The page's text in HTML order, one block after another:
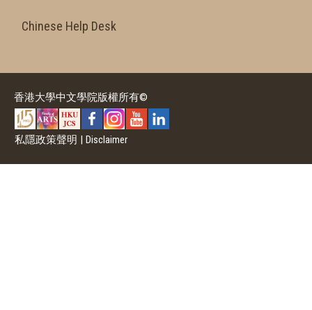
Chinese Help Desk
香港大學中文學院版權所有©
私隱政策聲明 | Disclaimer